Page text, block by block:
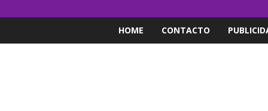
HOME CONTACTO